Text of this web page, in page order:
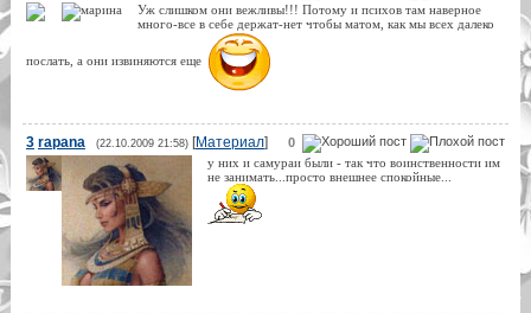
Уж слишком они вежливы!!! Потому и психов там наверное
много-все в себе держат-нет чтобы матом, как мы всех далеко
послать, а они извиняются еще
0
3 rapana (22.10.2009 21:58)[Материал]
у них и самураи были - так что воинственности им
не занимать...просто внешнее спокойные...